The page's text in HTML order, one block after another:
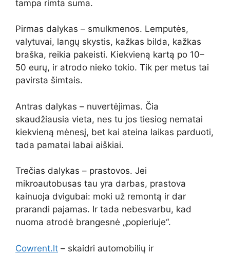
tampa rimta suma.
Pirmas dalykas – smulkmenos. Lemputės,
valytuvai, langų skystis, kažkas bilda, kažkas
braška, reikia pakeisti. Kiekvieną kartą po 10–
50 eurų, ir atrodo nieko tokio. Tik per metus tai
pavirsta šimtais.
Antras dalykas – nuvertėjimas. Čia
skaudžiausia vieta, nes tu jos tiesiog nematai
kiekvieną mėnesį, bet kai ateina laikas parduoti,
tada pamatai labai aiškiai.
Trečias dalykas – prastovos. Jei
mikroautobusas tau yra darbas, prastova
kainuoja dvigubai: moki už remontą ir dar
prarandi pajamas. Ir tada nebesvarbu, kad
nuoma atrodė brangesnė „popieriuje“.
Cowrent.lt – skaidri automobilių ir